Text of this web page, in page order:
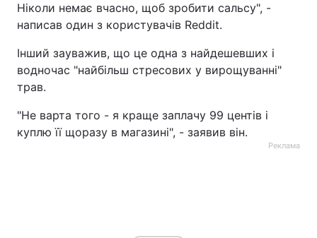
Ніколи немає вчасно, щоб зробити сальсу", -
написав один з користувачів Reddit.
Інший зауважив, що це одна з найдешевших і
водночас "найбільш стресових у вирощуванні"
трав.
"Не варта того - я краще заплачу 99 центів і
куплю її щоразу в магазині", - заявив він.
Реклама